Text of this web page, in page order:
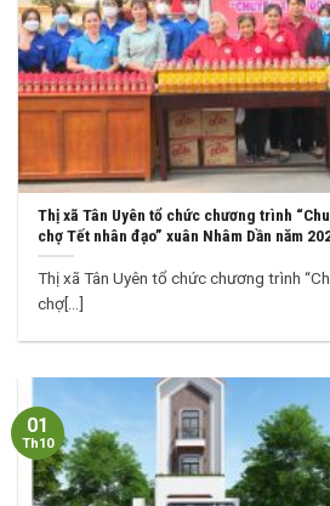
Thị xã Tân Uyên tổ chức chương trình
chợ Tết nhân đạo” xuân Nhâm Dần năm
Thị xã Tân Uyên tổ chức chương trình
chợ[...]
01
Th10